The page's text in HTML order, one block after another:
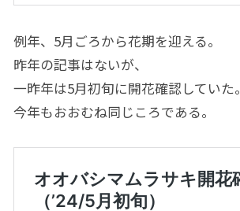
例年、5月ごろから花期を迎える。
昨年の記事はないが、
一昨年は5月初旬に開花確認していた。
今年もおおむね同じころである。